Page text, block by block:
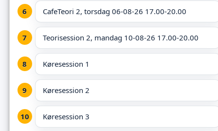
CafeTeori 2, torsdag 06-08-26 17.00-20.00
Teorisession 2, mandag 10-08-26 17.00-20.00
Køresession 1
Køresession 2
Køresession 3